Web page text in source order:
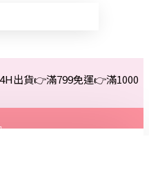
出貨👉滿799免運👉滿1000